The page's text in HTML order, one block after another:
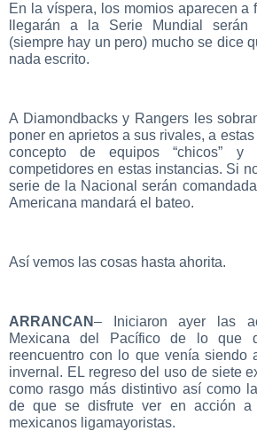
En la víspera, los momios aparecen a
llegarán a la Serie Mundial
(siempre hay un pero) mucho se dice
nada escrito.
A Diamondbacks y Rangers les
poner en aprietos a sus rivales, a
concepto de equipos “chicos” y
competidores en estas instancias. Si
serie de la Nacional serán
Americana mandará el bateo.
Así vemos las cosas hasta ahorita.
ARRANCAN– Iniciaron ayer las
Mexicana del Pacífico de lo que
reencuentro con lo que venía siendo
invernal. EL regreso del uso de siete
como rasgo más distintivo así como
de que se disfrute ver en acción a
mexicanos ligamayoristas.